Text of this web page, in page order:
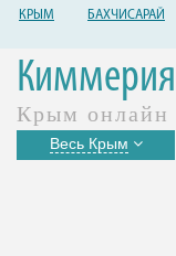
КРЫМ БАХЧИСАРАЙ
Киммерия
Крым онлайн
Весь Крым